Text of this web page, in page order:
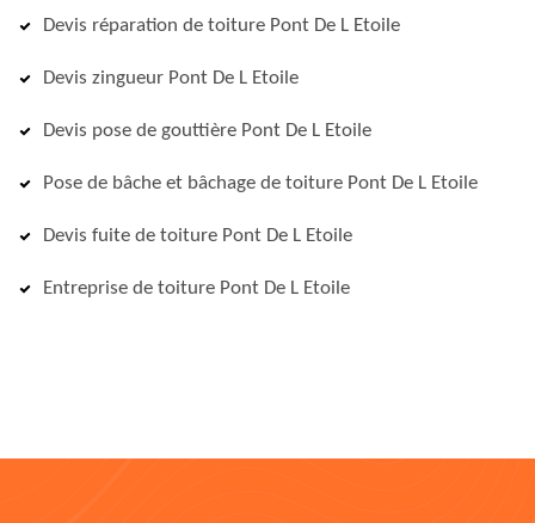
Devis réparation de toiture Pont De L Etoile
Devis zingueur Pont De L Etoile
Devis pose de gouttière Pont De L Etoile
Pose de bâche et bâchage de toiture Pont De L Etoile
Devis fuite de toiture Pont De L Etoile
Entreprise de toiture Pont De L Etoile